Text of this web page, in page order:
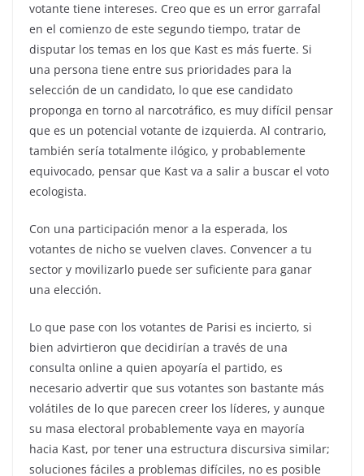
votante tiene intereses. Creo que es un error garrafal
en el comienzo de este segundo tiempo, tratar de
disputar los temas en los que Kast es más fuerte. Si
una persona tiene entre sus prioridades para la
selección de un candidato, lo que ese candidato
proponga en torno al narcotráfico, es muy difícil pensar
que es un potencial votante de izquierda. Al contrario,
también sería totalmente ilógico, y probablemente
equivocado, pensar que Kast va a salir a buscar el voto
ecologista.
Con una participación menor a la esperada, los
votantes de nicho se vuelven claves. Convencer a tu
sector y movilizarlo puede ser suficiente para ganar
una elección.
Lo que pase con los votantes de Parisi es incierto, si
bien advirtieron que decidirían a través de una
consulta online a quien apoyaría el partido, es
necesario advertir que sus votantes son bastante más
volátiles de lo que parecen creer los líderes, y aunque
su masa electoral probablemente vaya en mayoría
hacia Kast, por tener una estructura discursiva similar;
soluciones fáciles a problemas difíciles, no es posible